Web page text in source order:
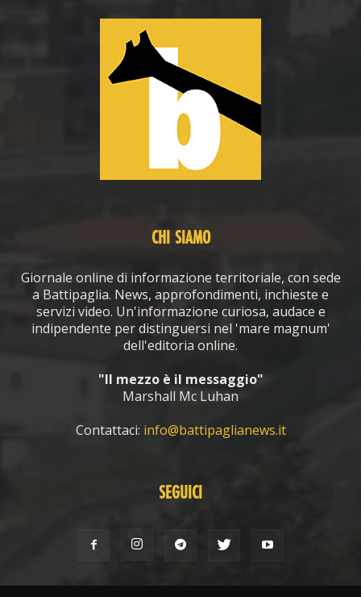
CHI SIAMO
Giornale online di informazione territoriale, con sede
a Battipaglia. News, approfondimenti, inchieste e
servizi video. Un'informazione curiosa, audace e
indipendente per distinguersi nel 'mare magnum'
dell'editoria online.
"Il mezzo è il messaggio"
Marshall Mc Luhan
Contattaci: info@battipaglianews.it
SEGUICI